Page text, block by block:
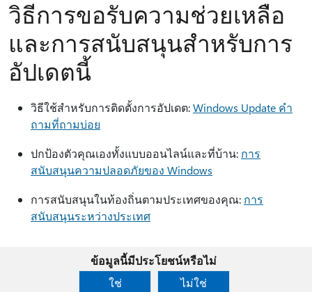
วิธีการขอรับความช่วยเหลือ
และการสนับสนุนสําหรับการ
อัปเดตนี้
วิธีใช้สําหรับการติดตั้งการอัปเดต:Windows Update คํา
ถามที่ถามบ่อย
ปกป้องตัวคุณเองทั้งแบบออนไลน์และที่บ้าน: การ
สนับสนุนความปลอดภัยของ Windows
การสนับสนุนในท้องถิ่นตามประเทศของคุณ: การ
สนับสนุนระหว่างประเทศ
ข้อมูลนี้มีประโยชน์หรือไม่
ใช่
ไม่ใช่